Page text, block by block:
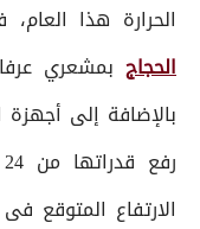
الحرارة هذا
الحجاج بمشعري
بالإضافة إلى أجهزة
الارتفاع المتوقع